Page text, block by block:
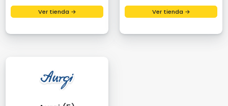
Ver tienda → Ver tienda →